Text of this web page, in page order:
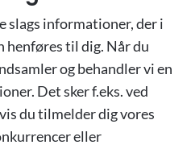
slags informationer, der i
henføres til dig. Når du
og behandler vi en
Det sker f.eks. ved
du tilmelder dig vores
eller